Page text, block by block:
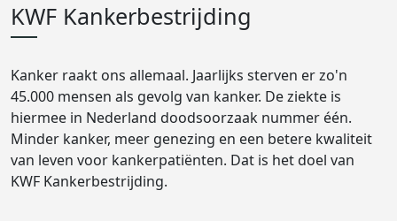
KWF Kankerbestrijding
Kanker raakt ons allemaal. Jaarlijks sterven er zo'n
45.000 mensen als gevolg van kanker. De ziekte is
hiermee in Nederland doodsoorzaak nummer één.
Minder kanker, meer genezing en een betere kwaliteit
van leven voor kankerpatiënten. Dat is het doel van
KWF Kankerbestrijding.